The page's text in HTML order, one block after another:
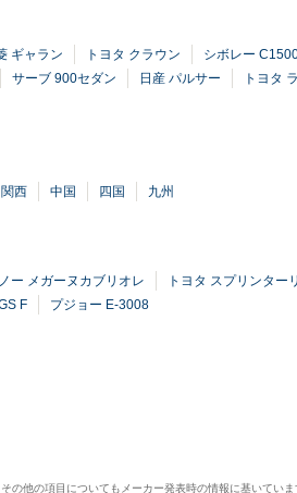
ギャラン トヨタ クラウン シボレー
サーブ 900セダン 日産 パルサー トヨタ
関西 中国 四国 九州
ー メガーヌカブリオレ トヨタ スプリンター
F プジョー E-3008
他の項目についてもメーカー発表時の情報に基いていま